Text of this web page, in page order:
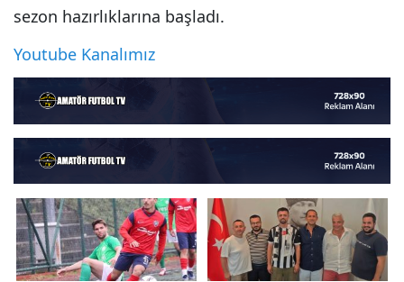
sezon hazırlıklarına başladı.
Youtube Kanalımız